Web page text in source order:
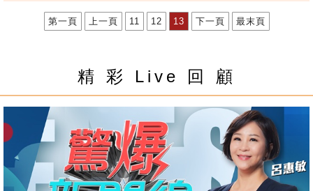
第一頁 上一頁 11 12 13 下一頁 最末頁
精 彩 Live 回 顧